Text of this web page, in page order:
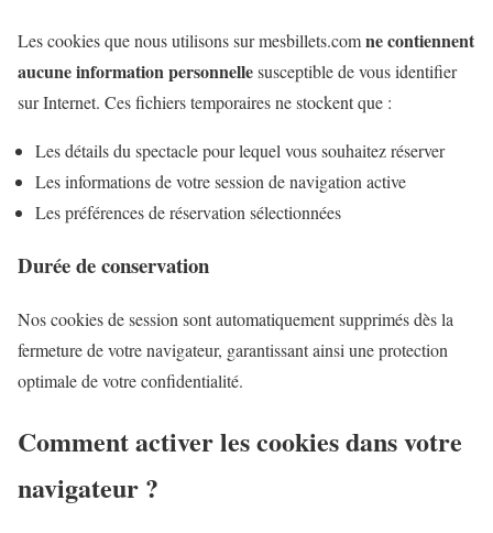
Les cookies que nous utilisons sur mesbillets.comne contiennent
aucune information personnellesusceptible de vous identifier
sur Internet. Ces fichiers temporaires ne stockent que :
Les détails du spectacle pour lequel vous souhaitez réserver
Les informations de votre session de navigation active
Les préférences de réservation sélectionnées
Durée de conservation
Nos cookies de session sont automatiquement supprimés dès la
fermeture de votre navigateur, garantissant ainsi une protection
optimale de votre confidentialité.
Comment activer les cookies dans votre
navigateur ?